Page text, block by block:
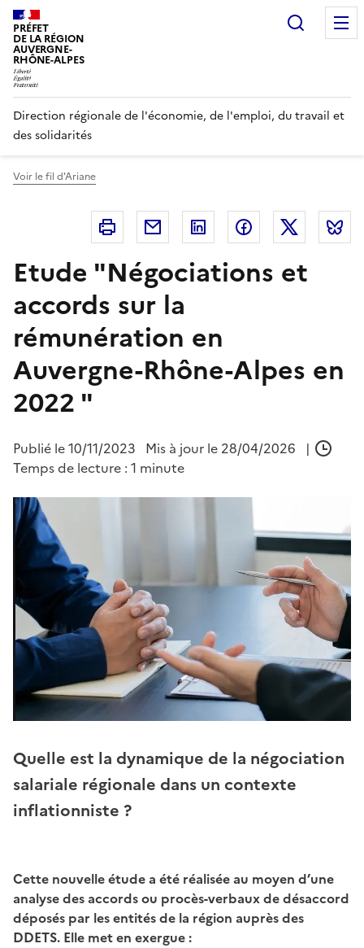
Panneau de gestion des cookies
PRÉFET
DE LA RÉGION
AUVERGNE-
RHÔNE-ALPES
Direction régionale de l'économie, de l'emploi, du travail et
des solidarités
Voir le fil d'Ariane
Imprimer Courriel Linkedin FacebookTwitter
Etude "Négociations et
accords sur la
rémunération en
Auvergne-Rhône-Alpes en
2022 "
Publié le10/11/2023 Mis à jour le 28/04/2026
|
Temps de lecture : 1 minute
Quelle est la dynamique de la négociation
salariale régionale dans un contexte
inflationniste ?
Cette nouvelle étude a été réalisée au moyen d’une
analyse des accords ou procès-verbaux de désaccord
déposés par les entités de la région auprès des
DDETS. Elle met en exergue :